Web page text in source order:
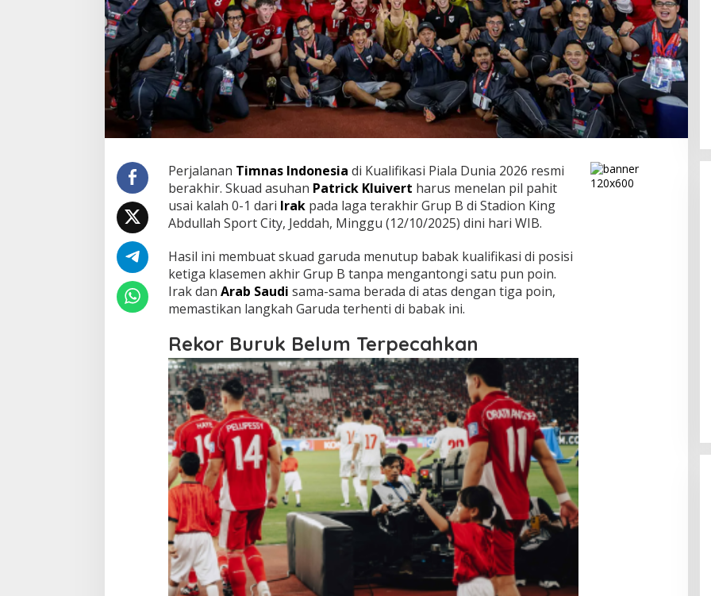
Perjalanan Timnas Indonesia di Kualifikasi Piala Dunia 2026 resmi
berakhir. Skuad asuhan Patrick Kluivert harus menelan pil pahit
usai kalah 0-1 dari Irakpada laga terakhir Grup B di Stadion King
Abdullah Sport City, Jeddah, Minggu (12/10/2025) dini hari WIB.
Hasil ini membuat skuad garuda menutup babak kualifikasi di posisi
ketiga klasemen akhir Grup B tanpa mengantongi satu pun poin.
Irak dan Arab Saudi sama-sama berada di atas dengan tiga poin,
memastikan langkah Garuda terhenti di babak ini.
Rekor Buruk Belum Terpecahkan